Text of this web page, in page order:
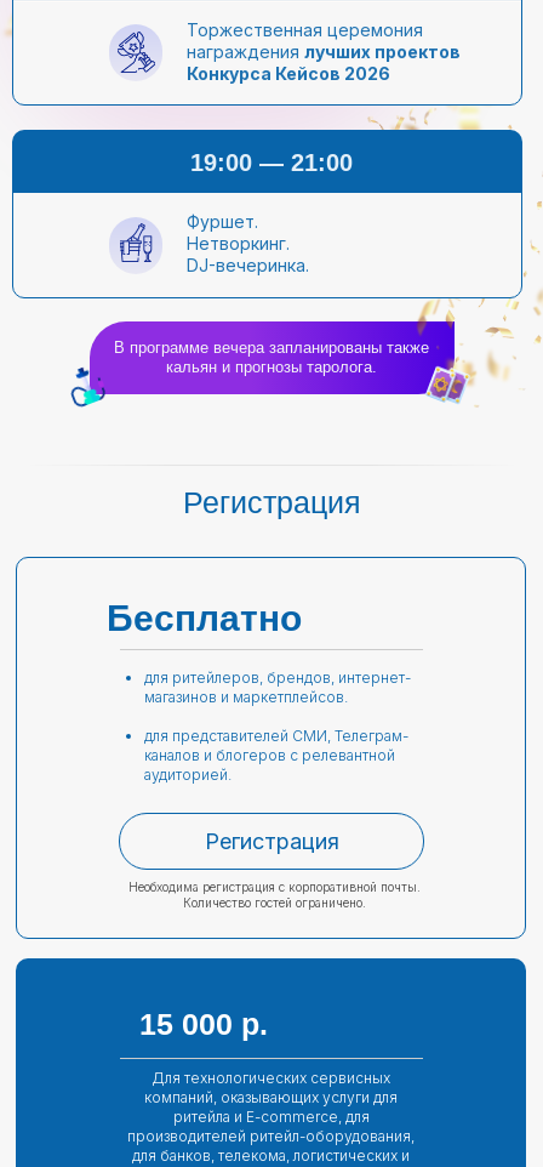
В программе вечера запланированы также
кальян и прогнозы таролога.
19:00 — 21:00
Торжественная церемония
награждения лучших проектов
Конкурса Кейсов 2026
Фуршет.
Нетворкинг.
DJ-вечеринка.
Регистрация
15 000 р.
Бесплатно
Необходима регистрация с корпоративной почты.
Количество гостей ограничено.
для ритейлеров, брендов, интернет-
магазинов и маркетплейсов.
для представителей СМИ, Телеграм-
каналов и блогеров с релевантной
аудиторией.
Для технологических сервисных
компаний, оказывающих услуги для
ритейла и E-commerce, для
производителей ритейл-оборудования,
для банков, телекома, логистических и
Регистрация